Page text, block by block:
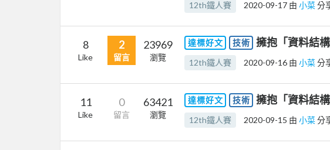
12th鐵人賽 2020-09-17 由 小菜分
8
Like
2
留言
23969
瀏覽
達標好文 技術 擁抱「資料結
12th鐵人賽 2020-09-16 由 小菜分
11
Like
0
留言
63421
瀏覽
達標好文 技術 擁抱「資料結
12th鐵人賽 2020-09-15 由 小菜分